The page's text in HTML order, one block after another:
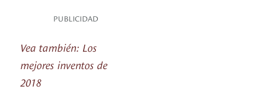
PUBLICIDAD
Vea también: Los
mejores inventos de
2018